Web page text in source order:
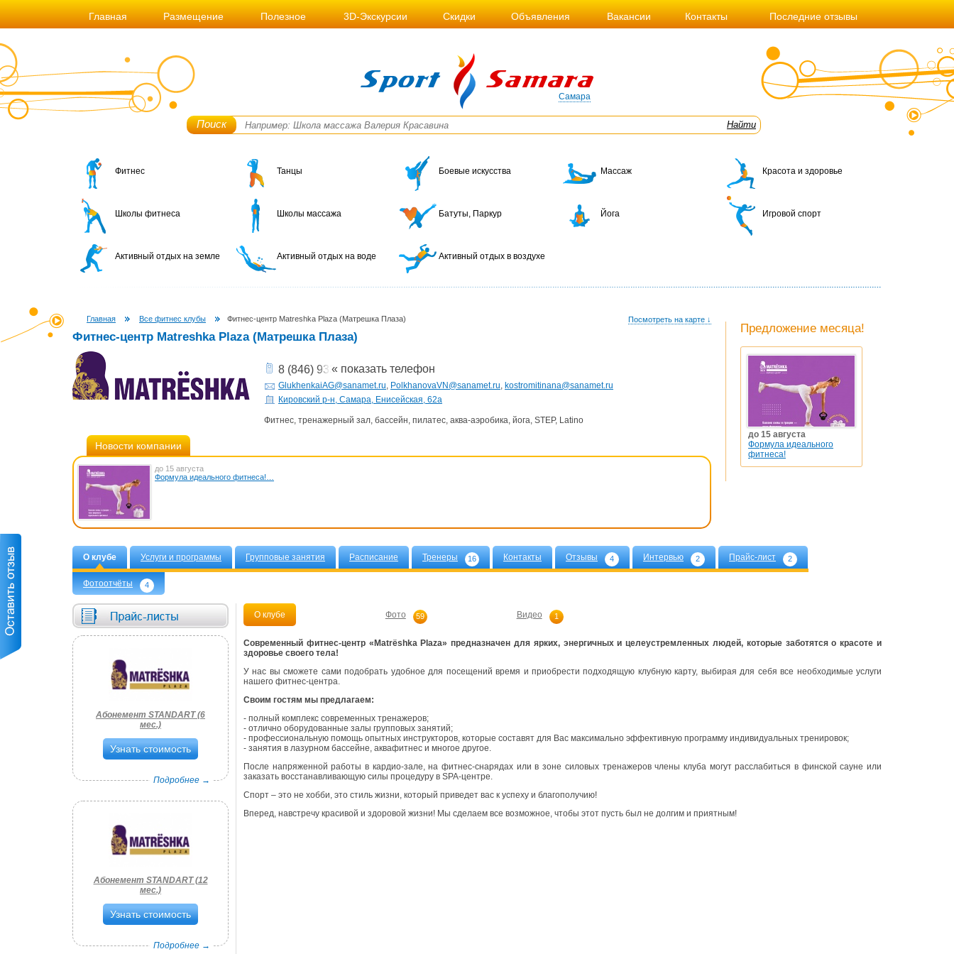
Главная Размещение Полезное 3D-Экскурсии Скидки Объявления Вакансии Контакты Последние отзывы
Самара
Поиск
Фитнес Танцы Боевые искусства Массаж Красота и здоровье
Школы фитнеса Школы массажа Батуты, Паркур Йога Игровой спорт
Активный отдых на земле Активный отдых на воде Активный отдых в воздухе
Предложение месяца!
до 15 августа
Формула идеального
фитнеса!
Посмотреть на карте ↓
Главная Все фитнес клубы Фитнес-центр Matreshka Plaza (Матрешка Плаза)
Фитнес-центр Matreshka Plaza (Матрешка Плаза)
8 (846) 933-30-04« показать телефон
GlukhenkaiAG@sanamet.ru, PolkhanovaVN@sanamet.ru, kostromitinana@sanamet.ru
Кировский р-н, Самара, Енисейская, 62а
Фитнес, тренажерный зал, бассейн, пилатес, аква-аэробика, йога, STEP, Latino
Новости компании
до 15 августа
Формула идеального фитнеса!…
О клубе Услуги и программы Групповые занятия Расписание Тренеры 16 Контакты Отзывы 4 Интервью 2 Прайс-лист 2
Фотоотчёты 4
Абонемент STANDART (6
мес.)
Узнать стоимость
Подробнее →
Абонемент STANDART (12
мес.)
Узнать стоимость
Подробнее →
О клубе Фото 59 Видео 1
Современный фитнес-центр «Matrёshka Plaza» предназначен для ярких, энергичных и целеустремленных людей, которые заботятся о красоте и
здоровье своего тела!
У нас вы сможете сами подобрать удобное для посещений время и приобрести подходящую клубную карту, выбирая для себя все необходимые услуги
нашего фитнес-центра.
Своим гостям мы предлагаем:
- полный комплекс современных тренажеров;
- отлично оборудованные залы групповых занятий;
- профессиональную помощь опытных инструкторов, которые составят для Вас максимально эффективную программу индивидуальных тренировок;
- занятия в лазурном бассейне, аквафитнес и многое другое.
После напряженной работы в кардио-зале, на фитнес-снарядах или в зоне силовых тренажеров члены клуба могут расслабиться в финской сауне или
заказать восстанавливающую силы процедуру в SPA-центре.
Спорт – это не хобби, это стиль жизни, который приведет вас к успеху и благополучию!
Вперед, навстречу красивой и здоровой жизни! Мы сделаем все возможное, чтобы этот пусть был не долгим и приятным!